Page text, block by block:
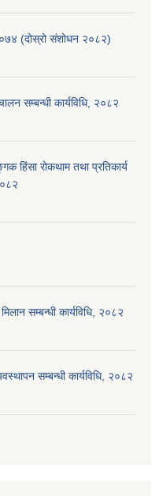
२०७४ (दोस्रो संशोधन २०८२)
सम्बन्धी कार्यविधि, २०८२
हिंसा रोकथाम तथा प्रतिकार्य
सम्बन्धी कार्यविधि, २०८२
सम्बन्धी कार्यविधि, २०८२